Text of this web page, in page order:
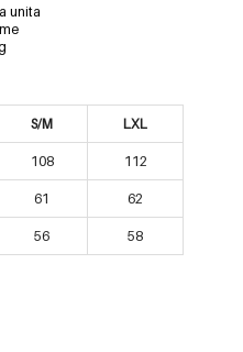
unita
S/M LXL
108 112
61 62
56 58